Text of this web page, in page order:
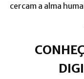
cercam a alma